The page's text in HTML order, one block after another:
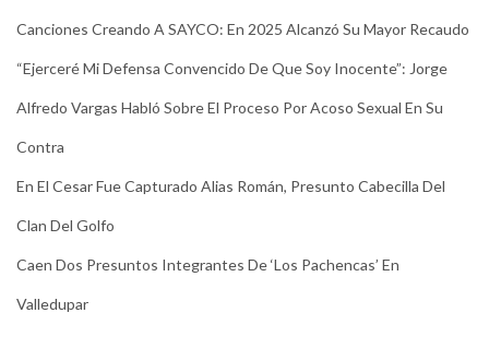
Canciones Creando A SAYCO: En 2025 Alcanzó Su Mayor Recaudo
“Ejerceré Mi Defensa Convencido De Que Soy Inocente”: Jorge
Alfredo Vargas Habló Sobre El Proceso Por Acoso Sexual En Su
Contra
En El Cesar Fue Capturado Alias Román, Presunto Cabecilla Del
Clan Del Golfo
Caen Dos Presuntos Integrantes De ‘Los Pachencas’ En
Valledupar